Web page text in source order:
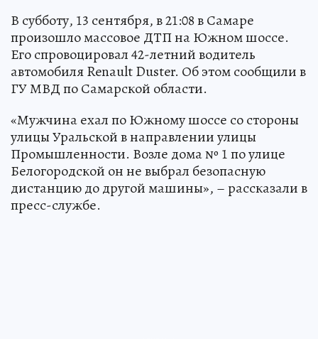
В субботу, 13 сентября, в 21:08 в Самаре
произошло массовое ДТП на Южном шоссе.
Его спровоцировал 42-летний водитель
автомобиля Renault Duster. Об этом сообщили в
ГУ МВД по Самарской области.
«Мужчина ехал по Южному шоссе со стороны
улицы Уральской в направлении улицы
Промышленности. Возле дома № 1 по улице
Белогородской он не выбрал безопасную
дистанцию до другой машины», – рассказали в
пресс-службе.